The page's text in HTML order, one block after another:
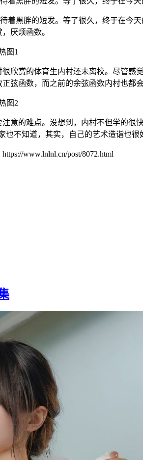
着黑胖的短发。等了很久，终于在今
厌烦函数。
欣赏的体育生内村还未离校。尽管
弦函数，而之前的余弦函数内村也都会
意的难点。没想到，内村不但学的
不知道，其实，自己的艺术造诣也很
www.lnlnl.cn/post/8072.html